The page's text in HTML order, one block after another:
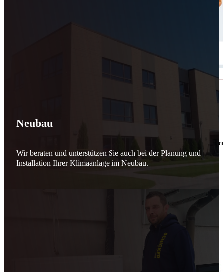
10. Februar 2026
für Sicherheit, Vertrauen
Effizient arbeiten. Ressourcen schonen. Zukunft sichern.
Nicht als Pflicht, sondern aus Überzeugung.
Neubau
Wir beraten und unterstützen Sie auch bei der Planung und
Installation Ihrer Klimaanlage im Neubau.